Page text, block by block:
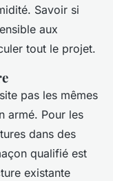
Savoir si
aux
tout le projet.
pas les mêmes
armé. Pour les
dans des
qualifié est
existante